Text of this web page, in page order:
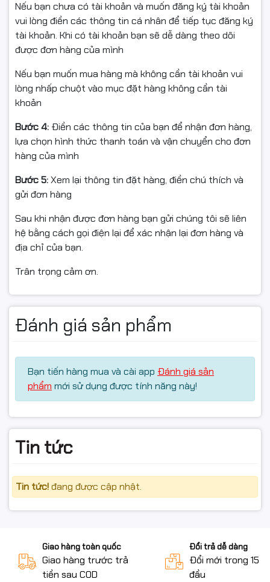
khách an toàn.
✔ Bảo mật cao cấp WPA3, bảo vệ tối đa thiết bị gia
đình.
📦 Bộ sản phẩm gồm
01 Router TP-Link Archer BE230 (BE3600)
01 Cáp mạng RJ45
Hướng dẫn sử dụng
📌 Điều kiện hoàn hàng
✅ Quý khách quay video khi bóc hàng để làm bằng
chứng nếu sản phẩm bị hư hỏng, va đập hoặc lỗi vận
chuyển.
cách dùng, vui lòng liên hệ trước khi hoàn hàng để
được hỗ trợ.
✅ Sản phẩm hoàn trả cần được đóng gói nguyên vẹn
✅ Chỉ hỗ trợ đổi/hoàn khi sản phẩm còn nguyên trạng
và còn giá trị sử dụng.
#fullVAT #routergaming #wifigiadinh
Nếu bạn chưa có tài khoản và muốn đăng ký tài khoản
vui lòng điền các thông tin cá nhân để tiếp tục đăng ký
tài khoản. Khi có tài khoản bạn sẽ dễ dàng theo dõi
được đơn hàng của mình
Nếu bạn muốn mua hàng mà không cần tài khoản vui
lòng nhấp chuột vào mục đặt hàng không cần tài
khoản
Bước 4: Điền các thông tin của bạn để nhận đơn hàng,
lựa chọn hình thức thanh toán và vận chuyển cho đơn
hàng của mình
Bước 5:Xem lại thông tin đặt hàng, điền chú thích và
gửi đơn hàng
Sau khi nhận được đơn hàng bạn gửi chúng tôi sẽ liên
hệ bằng cách gọi điện lại để xác nhận lại đơn hàng và
địa chỉ của bạn.
Trân trọng cảm ơn.
Đánh giá sản phẩm
Bạn tiến hàng mua và cài app Đánh giá sản
phẩm mới sử dụng được tính năng này!
Tin tức
Tin tức!đang được cập nhật.
Giao hàng toàn quốc
Giao hàng trước trả
tiền sau COD
Đổi trả dễ dàng
Đổi mới trong 15
đầu